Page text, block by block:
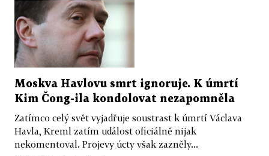
Moskva Havlovu smrt ignoruje. K úmrtí
Kim Čong-ila kondolovat nezapomněla
Zatímco celý svět vyjadřuje soustrast k úmrtí Václava
Havla, Kreml zatím událost oficiálně nijak
nekomentoval. Projevy úcty však zazněly...